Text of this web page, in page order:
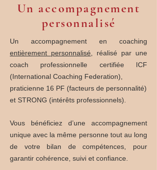
Un accompagnement
personnalisé
Un accompagnement en coaching
entièrement personnalisé,
réalisé par une
coach professionnelle certifiée ICF
(International Coaching Federation),
praticienne 16 PF (facteurs de personnalité)
et STRONG (intérêts professionnels).
Vous bénéficiez d’une accompagnement
unique avec la même personne tout au long
de votre bilan de compétences, pour
garantir cohérence, suivi et confiance.